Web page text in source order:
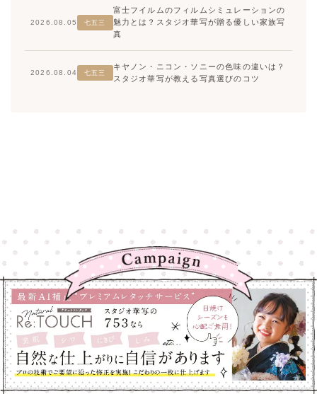
2026.08.05 七五三
富士フイルムのフィルムシミュレーションの
魅力とは？スタジオ華写が贈る優しい家族写
真
2026.08.04 七五三
キヤノン・ニコン・ソニーの色味の違いは？
スタジオ華写が教える写真選びのコツ